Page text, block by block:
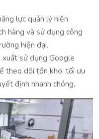
lực quản lý hiện
hàng và sử dụng công
hiện đại.
sử dụng Google
theo dõi tồn kho, tối ưu
định nhanh chóng.